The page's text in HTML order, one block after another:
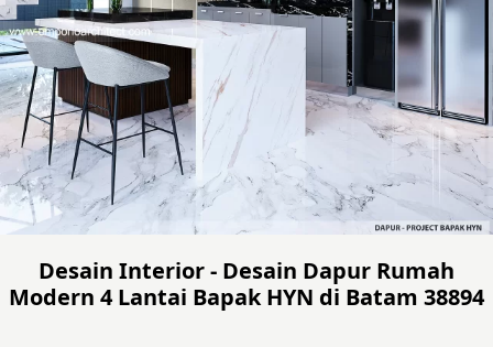
Desain Interior - Desain Dapur Rumah
Modern 4 Lantai Bapak HYN di Batam 38894